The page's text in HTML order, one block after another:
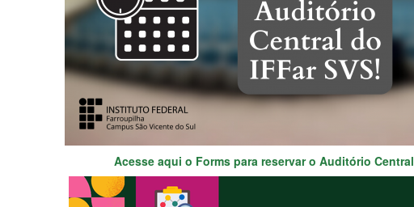
Acesse aqui o Forms para reservar o Auditório Central